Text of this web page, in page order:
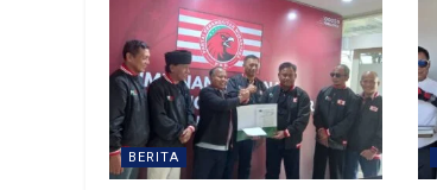
BERITA